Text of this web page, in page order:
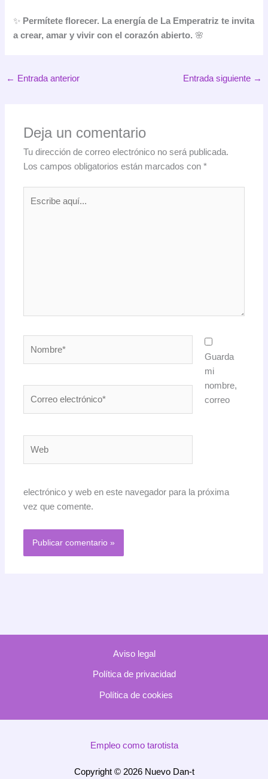
✨ Permítete florecer. La energía de La Emperatriz te invita
a crear, amar y vivir con el corazón abierto. 🌸
← Entrada anterior Entrada siguiente →
Deja un comentario
Tu dirección de correo electrónico no será publicada.
Los campos obligatorios están marcados con*
Guarda
mi
nombre,
correo
electrónico y web en este navegador para la próxima
vez que comente.
Aviso legal
Política de privacidad
Política de cookies
Empleo como tarotista
Copyright © 2026 Nuevo Dan-t